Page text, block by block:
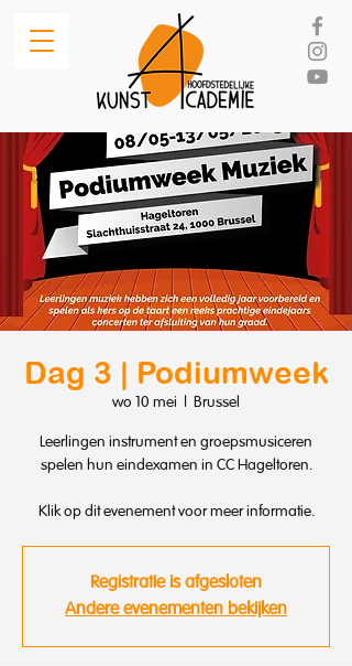
Dag 3 | Podiumweek
wo 10 mei
  |
Brussel
Leerlingen instrument en groepsmusiceren
spelen hun eindexamen in CC Hageltoren.
Klik op dit evenement voor meer informatie.
Registratie is afgesloten
Andere evenementen bekijken